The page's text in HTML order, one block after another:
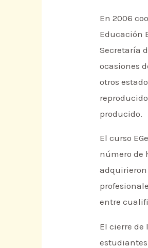
En 2006
Educación
Secretaría
ocasiones
otros
producido.
El curso
número de
entre
El cierre